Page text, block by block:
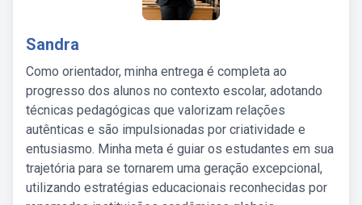
Sandra
Como orientador, minha entrega é completa ao
progresso dos alunos no contexto escolar, adotando
técnicas pedagógicas que valorizam relações
autênticas e são impulsionadas por criatividade e
entusiasmo. Minha meta é guiar os estudantes em sua
trajetória para se tornarem uma geração excepcional,
utilizando estratégias educacionais reconhecidas por